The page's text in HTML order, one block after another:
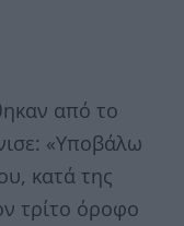
από το
«Υποβάλω
κατά της
τρίτο όροφο